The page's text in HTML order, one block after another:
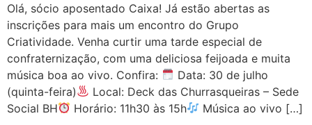
Olá, sócio aposentado Caixa! Já estão abertas as
inscrições para mais um encontro do Grupo
Criatividade. Venha curtir uma tarde especial de
confraternização, com uma deliciosa feijoada e muita
música boa ao vivo. Confira:
Data: 30 de julho
(quinta-feira)
Local: Deck das Churrasqueiras – Sede
Social BH
Horário: 11h30 às 15h Música ao vivo […]